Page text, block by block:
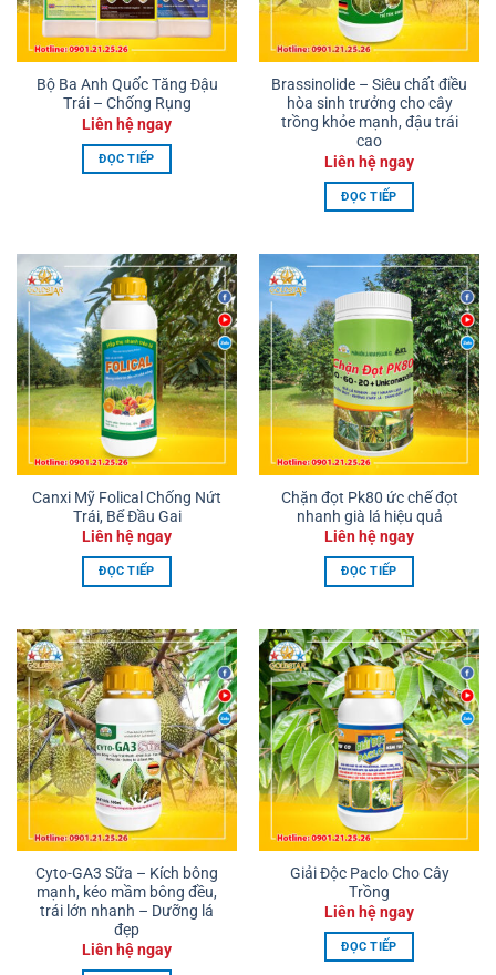
Bộ Ba Anh Quốc Tăng Đậu
Trái – Chống Rụng
Liên hệ ngay
ĐỌC TIẾP
Brassinolide – Siêu chất điều
hòa sinh trưởng cho cây
trồng khỏe mạnh, đậu trái
cao
Liên hệ ngay
ĐỌC TIẾP
Canxi Mỹ Folical Chống Nứt
Trái, Bể Đầu Gai
Liên hệ ngay
ĐỌC TIẾP
Chặn đọt Pk80 ức chế đọt
nhanh già lá hiệu quả
Liên hệ ngay
ĐỌC TIẾP
Cyto-GA3 Sữa – Kích bông
mạnh, kéo mầm bông đều,
trái lớn nhanh – Dưỡng lá
đẹp
Liên hệ ngay
Giải Độc Paclo Cho Cây
Trồng
Liên hệ ngay
ĐỌC TIẾP